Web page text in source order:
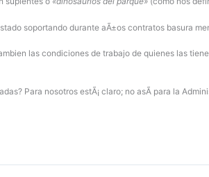
soportando durante aÃ±os contratos basura
las condiciones de trabajo de quienes las
Para nosotros estÃ¡ claro; no asÃ­ para la